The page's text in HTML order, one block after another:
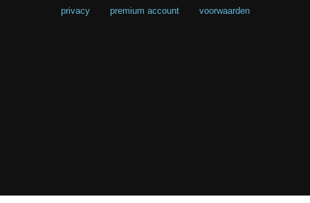
privacy premium account voorwaarden